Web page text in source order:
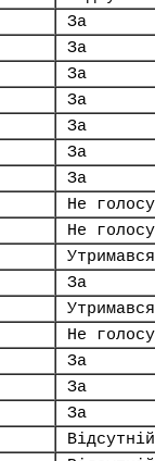
За
За
За
За
За
За
За
Не
Не
Утримався
За
Утримався
Не
За
За
За
Відсутній